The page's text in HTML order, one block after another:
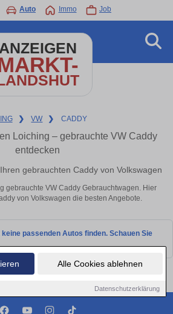
Alle Cookies ablehnen
Datenschutzerklärung
Auto Immo Job
ANZEIGEN
❯ VW ❯ CADDY
Loiching – gebrauchte VW Caddy
entdecken
gebrauchten Caddy von Volkswagen
gebrauchte VW Caddy Gebrauchtwagen. Hier
von Volkswagen die besten Angebote.
passenden Autos finden. Schauen Sie